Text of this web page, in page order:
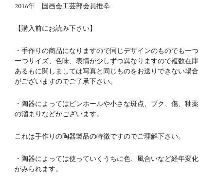
2016年 国画会工芸部会員推拳
【購入前にお読み下さい】
・手作りの商品になりますので同じデザインのものでも一つ
一つサイズ、色味、表情が少しずつ異なりますので複数在庫
あるもに関しましては写真と同じものをお送りできない場合
がございますのでご了承下さい。
・陶器によってはピンホールや小さな斑点、ブク、傷、釉薬
の溜まりなどがございます。
これは手作りの陶器製品の特徴ですのでご理解下さい。
・陶器によっては使っていくうちに色、風合いなど経年変化
がみられます。